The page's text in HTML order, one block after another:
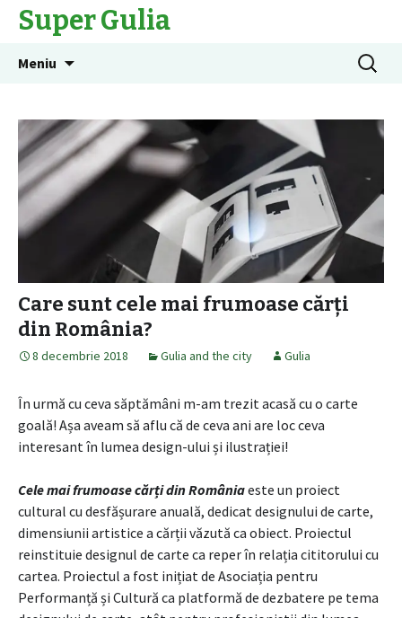
Super Gulia
Meniu
Caută
după:
Care sunt cele mai frumoase cărți
din România?
8 decembrie 2018 Gulia and the city Gulia
În urmă cu ceva săptămâni m-am trezit acasă cu o carte
goală! Așa aveam să aflu că de ceva ani are loc ceva
interesant în lumea design-ului și ilustrației!
Cele mai frumoase cărțidin Româniaeste un proiect
cultural cu desfășurare anuală, dedicat designului de carte,
dimensiunii artistice a cărții văzută ca obiect. Proiectul
reinstituie designul de carte ca reper în relația cititorului cu
cartea. Proiectul a fost inițiat de Asociația pentru
Performanță și Cultură ca platformă de dezbatere pe tema